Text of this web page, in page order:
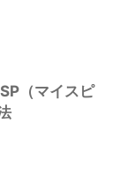
（マイスピ